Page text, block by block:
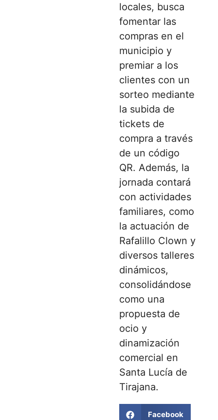
locales, busca
fomentar las
compras en el
municipio y
premiar a los
clientes con un
sorteo mediante
la subida de
tickets de
compra a través
de un código
QR. Además, la
jornada contará
con actividades
familiares, como
la actuación de
Rafalillo Clown y
diversos talleres
dinámicos,
consolidándose
como una
propuesta de
ocio y
dinamización
comercial en
Santa Lucía de
Tirajana.
Facebook